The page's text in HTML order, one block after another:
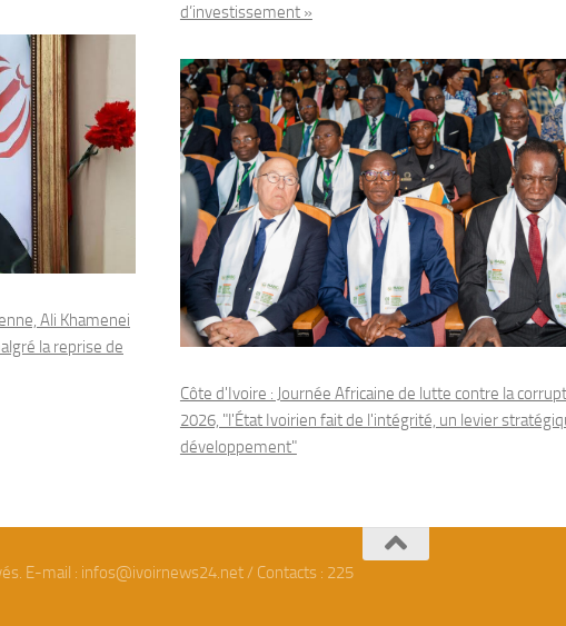
Ali Khamenei
la reprise de
d’investissement »
Côte d'Ivoire : Journée Africaine de lutte contre la
2026, "l'État Ivoirien fait de l'intégrité, un levier
développement"
E-mail : infos@ivoirnews24.net / Contacts : 225